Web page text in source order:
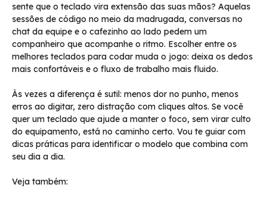
sente que o teclado vira extensão das suas mãos? Aquelas
sessões de código no meio da madrugada, conversas no
chat da equipe e o cafezinho ao lado pedem um
companheiro que acompanhe o ritmo. Escolher entre os
melhores teclados para codar muda o jogo: deixa os dedos
mais confortáveis e o fluxo de trabalho mais fluido.
Às vezes a diferença é sutil: menos dor no punho, menos
erros ao digitar, zero distração com cliques altos. Se você
quer um teclado que ajude a manter o foco, sem virar culto
do equipamento, está no caminho certo. Vou te guiar com
dicas práticas para identificar o modelo que combina com
seu dia a dia.
Veja também: